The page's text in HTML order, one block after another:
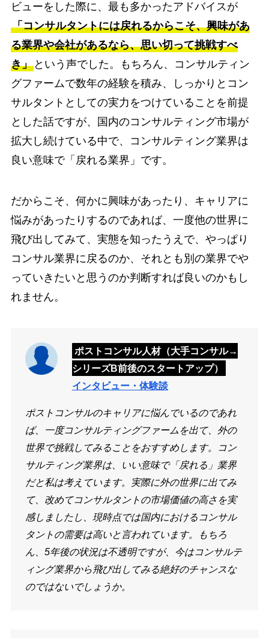
ビューをした際に、最も多かったアドバイスが
「コンサルタントには戻れるからこそ、興味があ
る業界や会社があるなら、思い切って挑戦すべ
き」という声でした。もちろん、コンサルティン
グファームで数年の経験を積み、しっかりとコン
サルタントとしての実力をつけていることを前提
とした話ですが、国内のコンサルティング市場が
拡大し続けている中で、コンサルティング業界は
良い意味で「戻れる業界」です。
だからこそ、何かに興味があったり、キャリアに
悩みがあったりするのであれば、一度他の世界に
飛び出してみて、実態を知ったうえで、やっぱり
コンサル業界に戻るのか、それとも別の業界でや
っていきたいと思うのか判断すれば良いのかもし
れません。
ポストコンサル人材（大手コンサル→
シリーズB前後のスタートアップ）
インタビュー・体験談
ポストコンサルのキャリアに悩んでいるのであれ
ば、一度コンサルティングファームを出て、外の
世界で挑戦してみることをおすすめします。コン
サルティング業界は、いい意味で「戻れる」業界
だと私は考えています。実際に外の世界に出てみ
て、改めてコンサルタントの市場価値の高さを実
感しましたし、現時点では国内におけるコンサル
タントの需要は高いと言われています。もちろ
ん、5年後の状況は不透明ですが、今はコンサルテ
ィング業界から飛び出してみる絶好のチャンスな
のではないでしょうか。